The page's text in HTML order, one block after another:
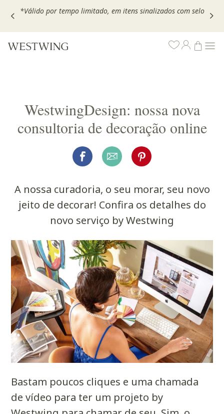
Escolha seu VOUCHER e ganhe até 30% OFF*: useMOVEL30,
WestwingDesign: nossa nova
consultoria de decoração online
A nossa curadoria, o seu morar, seu novo
jeito de decorar! Confira os detalhes do
novo serviço by Westwing
Bastam poucos cliques e uma chamada
de vídeo para ter um projeto by